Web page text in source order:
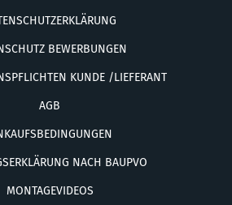
BEWERBUNGEN
KUNDE /LIEFERANT
AGB
NACH BAUPVO
MONTAGEVIDEOS